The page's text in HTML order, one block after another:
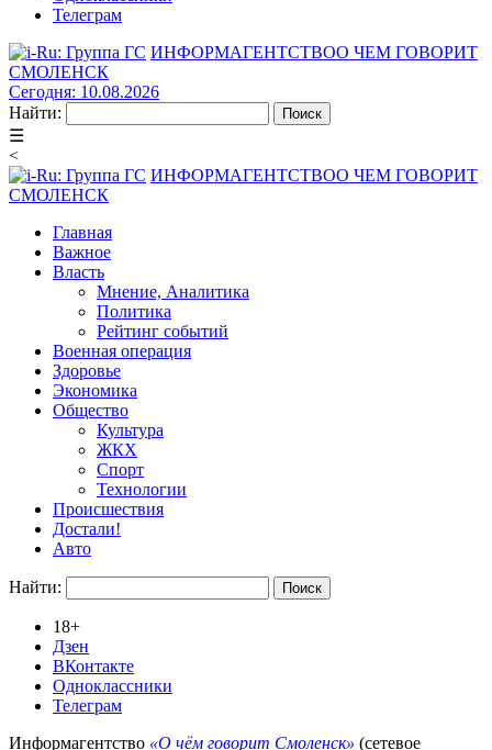
Телеграм
ИНФОРМАГЕНТСТВОО ЧЕМ ГОВОРИТ
СМОЛЕНСК
Сегодня: 10.08.2026
Найти:
☰
<
ИНФОРМАГЕНТСТВОО ЧЕМ ГОВОРИТ
СМОЛЕНСК
Главная
Важное
Власть
Мнение, Аналитика
Политика
Рейтинг событий
Военная операция
Здоровье
Экономика
Общество
Культура
ЖКХ
Спорт
Технологии
Происшествия
Достали!
Авто
Найти:
18+
Дзен
ВКонтакте
Одноклассники
Телеграм
Информагентство «О чём говорит Смоленск» (сетевое